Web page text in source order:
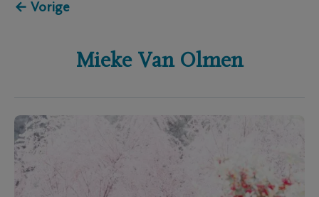
← Vorige
Mieke Van Olmen